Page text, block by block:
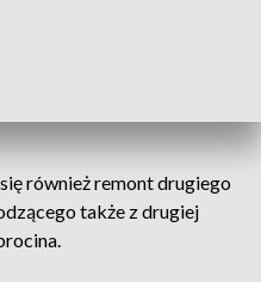
również remont drugiego
także z drugiej